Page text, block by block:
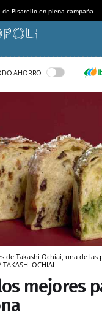
de Pisarello en plena campaña
AHORRO
de Takashi Ochiai, una de las
OCHIAI
mejores